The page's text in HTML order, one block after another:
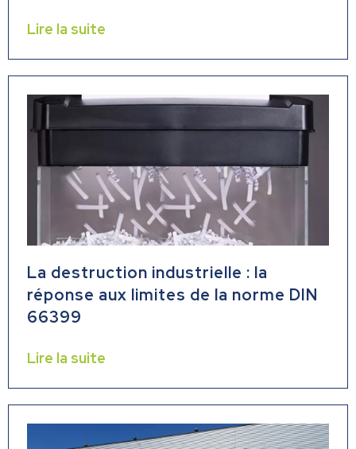
Lire la suite
La destruction industrielle : la
réponse aux limites de la norme DIN
66399
Lire la suite